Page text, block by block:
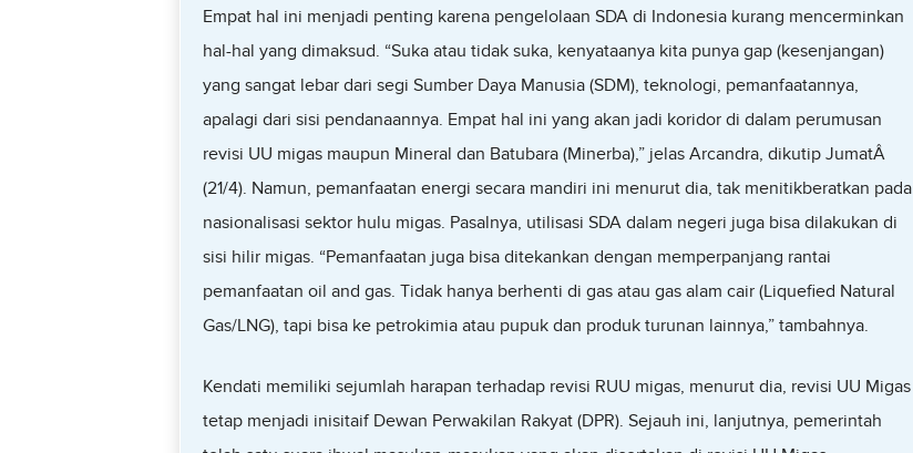
Empat hal ini menjadi penting karena pengelolaan SDA di Indonesia kurang mencerminkan
hal-hal yang dimaksud. “Suka atau tidak suka, kenyataanya kita punya gap (kesenjangan)
yang sangat lebar dari segi Sumber Daya Manusia (SDM), teknologi, pemanfaatannya,
apalagi dari sisi pendanaannya. Empat hal ini yang akan jadi koridor di dalam perumusan
revisi UU migas maupun Mineral dan Batubara (Minerba),” jelas Arcandra, dikutip JumatÂ
(21/4). Namun, pemanfaatan energi secara mandiri ini menurut dia, tak menitikberatkan pada
nasionalisasi sektor hulu migas. Pasalnya, utilisasi SDA dalam negeri juga bisa dilakukan di
sisi hilir migas. “Pemanfaatan juga bisa ditekankan dengan memperpanjang rantai
pemanfaatan oil and gas. Tidak hanya berhenti di gas atau gas alam cair (Liquefied Natural
Gas/LNG), tapi bisa ke petrokimia atau pupuk dan produk turunan lainnya,” tambahnya.
Kendati memiliki sejumlah harapan terhadap revisi RUU migas, menurut dia, revisi UU Migas
tetap menjadi inisitaif Dewan Perwakilan Rakyat (DPR). Sejauh ini, lanjutnya, pemerintah